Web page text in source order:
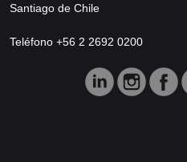
Santiago de Chile
Teléfono +56 2 2692 0200